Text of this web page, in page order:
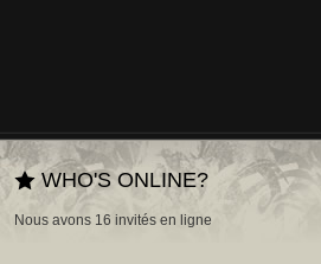
WHO'S ONLINE?
Nous avons 16 invités en ligne